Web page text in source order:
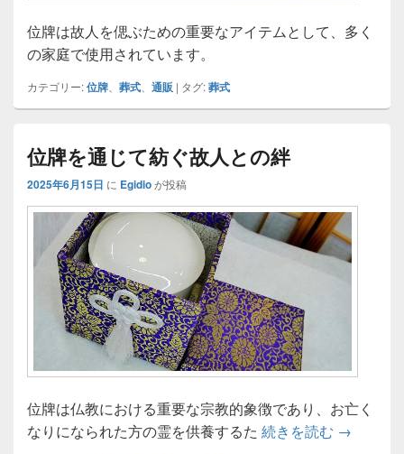
位牌は故人を偲ぶための重要なアイテムとして、多く
の家庭で使用されています。
カテゴリー:位牌 葬式 通販 | タグ:葬式
位牌を通じて紡ぐ故人との絆
2025年6月15日 に Egidioが投稿
位牌は仏教における重要な宗教的象徴であり、お亡く
なりになられた方の霊を供養するた 続きを読む 位牌を通
→